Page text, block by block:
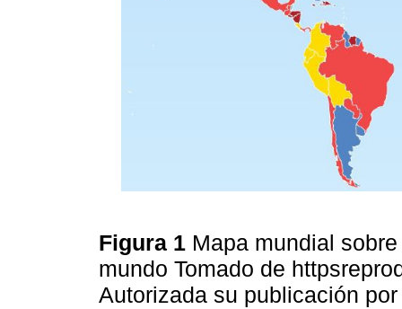
Figura 1 Mapa mundial
mundo Tomado de
Autorizada su publicación